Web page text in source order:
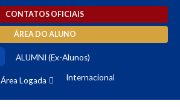
CONTATOS OFICIAIS
ÁREA DO ALUNO
ALUMNI (Ex-Alunos)
Área Logada Internacional